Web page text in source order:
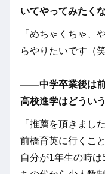
いてやってみたく
「めちゃくちゃ、
らやりたいです（笑
――中学卒業後は前
高校進学はどうい
「推薦を頂きまし
前橋育英に行くこ
自分が1年生の時